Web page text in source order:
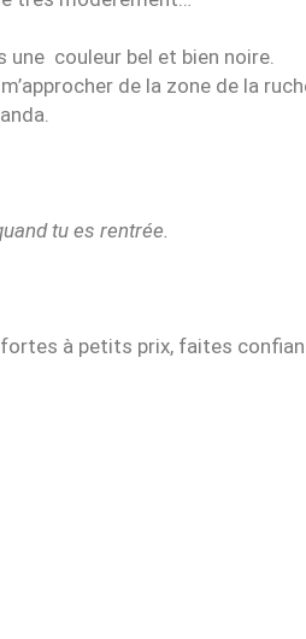
couleur bel et bien noire.
de la zone de la
tu es rentrée.
à petits prix, faites